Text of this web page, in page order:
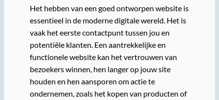
Het hebben van een goed ontworpen website is
essentieel in de moderne digitale wereld. Het is
vaak het eerste contactpunt tussen jou en
potentiële klanten. Een aantrekkelijke en
functionele website kan het vertrouwen van
bezoekers winnen, hen langer op jouw site
houden en hen aansporen om actie te
ondernemen, zoals het kopen van producten of